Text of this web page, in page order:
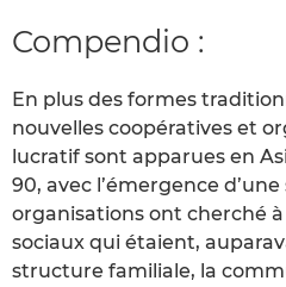
Compendio :
En plus des formes
nouvelles coopératives et
lucratif sont apparues en
90, avec l’émergence
organisations ont cherché
sociaux qui étaient,
structure familiale, la